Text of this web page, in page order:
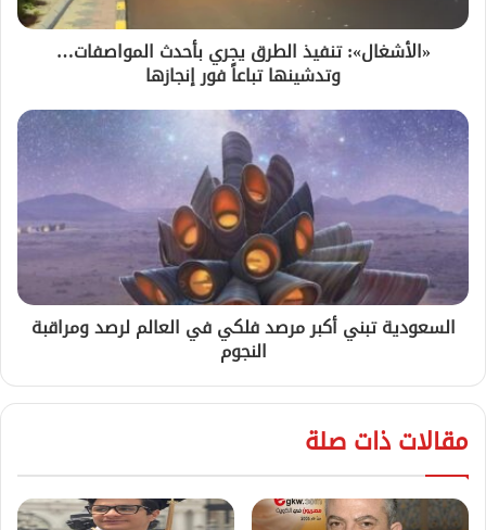
«الأشغال»: تنفيذ الطرق يجري بأحدث المواصفات…
وتدشينها تباعاً فور إنجازها
السعودية تبني أكبر مرصد فلكي في العالم لرصد ومراقبة
النجوم
مقالات ذات صلة